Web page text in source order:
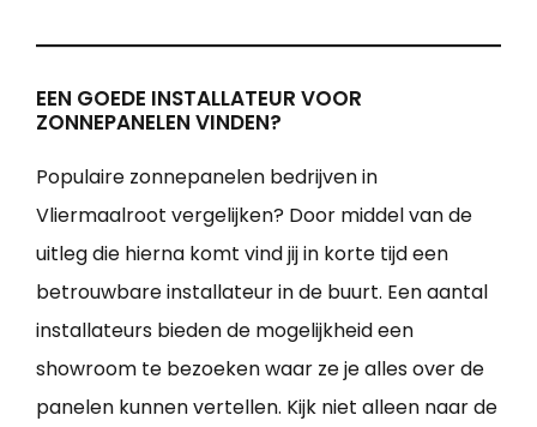
EEN GOEDE INSTALLATEUR VOOR
ZONNEPANELEN VINDEN?
Populaire zonnepanelen bedrijven in
Vliermaalroot vergelijken? Door middel van de
uitleg die hierna komt vind jij in korte tijd een
betrouwbare installateur in de buurt. Een aantal
installateurs bieden de mogelijkheid een
showroom te bezoeken waar ze je alles over de
panelen kunnen vertellen. Kijk niet alleen naar de